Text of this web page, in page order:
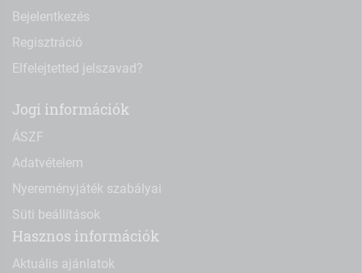
Bejelentkezés
Regisztráció
Elfelejtetted jelszavad?
Jogi információk
ÁSZF
Adatvételem
Nyereményjáték szabályai
Süti beállítások
Hasznos információk
Aktuális ajánlatok